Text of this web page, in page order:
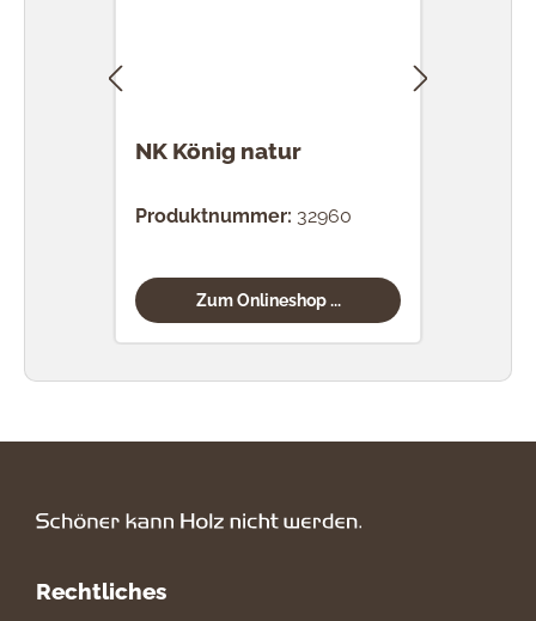
NK König natur
Produktnummer: 32960
Zum Onlineshop ...
Rechtliches